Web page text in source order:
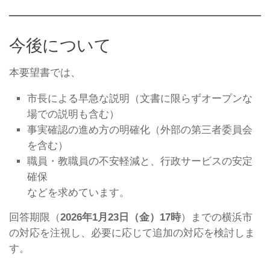
今後について
本要望書では、
市長による早急な説明（文書に限らずオープンな
場での説明も含む）
事実確認の進め方の明確化（外部の第三者委員会
を含む）
職員・教職員の不安軽減と、行政サービスの安定
確保
などを求めています。
回答期限（2026年1月23日（金）17時）までの横浜市
の対応を注視し、必要に応じて追加の対応を検討しま
す。